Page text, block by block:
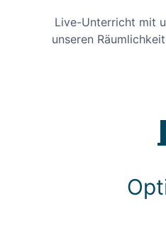
Live-Unterricht mit
unseren